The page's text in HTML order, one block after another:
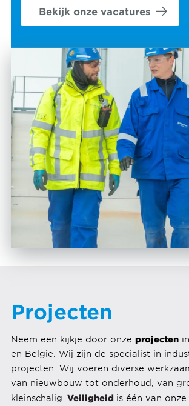
Bekijk onze vacatures
Projecten
Neem een kijkje door onze projectenin
en België. Wij zijn de specialist in
projecten. Wij voeren diverse
van nieuwbouw tot onderhoud, van
kleinschalig. Veiligheid is één van